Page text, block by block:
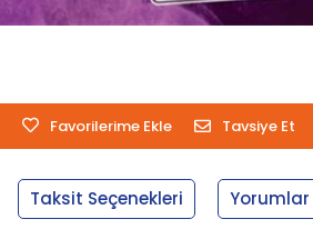
Favorilerime Ekle Tavsiye Et
Taksit Seçenekleri Yorumlar